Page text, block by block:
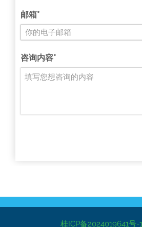
邮箱*
咨询内容*
桂ICP备2024019641号-1